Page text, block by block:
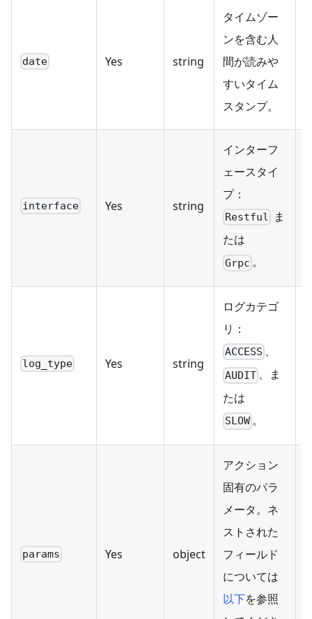
date Yes string
タイムゾー
ンを含む人
間が読みや
すいタイム
スタンプ。
interface Yes string
インターフ
ェースタイ
プ：
Restful
ま
たは
Grpc 。
log_type Yes string
ログカテゴ
リ：
ACCESS 、
AUDIT 、ま
たは
SLOW 。
params Yes object
アクション
固有のパラ
メータ。ネ
ストされた
フィールド
については
以下を参照